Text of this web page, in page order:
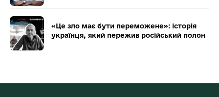
«Це зло має бути переможене»: історія
українця, який пережив російський полон